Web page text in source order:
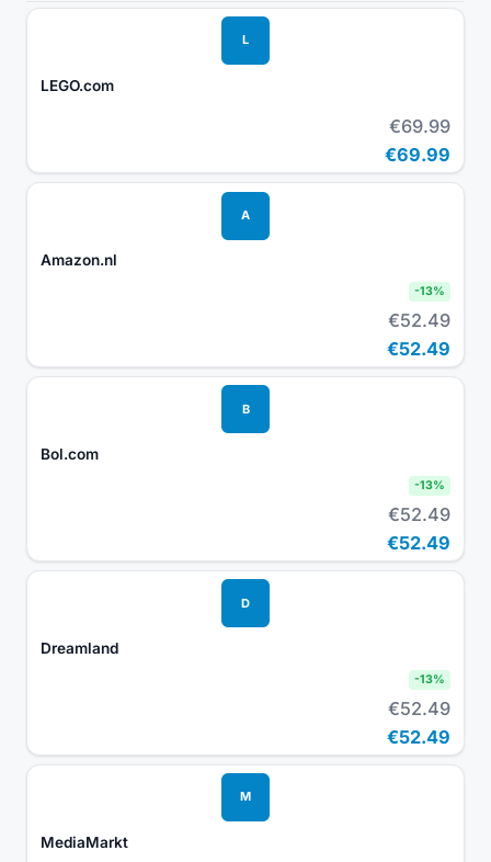
L
LEGO.com
€69.99
€69.99
A
Amazon.nl
-13%
€52.49
€52.49
B
Bol.com
-13%
€52.49
€52.49
D
Dreamland
-13%
€52.49
€52.49
M
MediaMarkt